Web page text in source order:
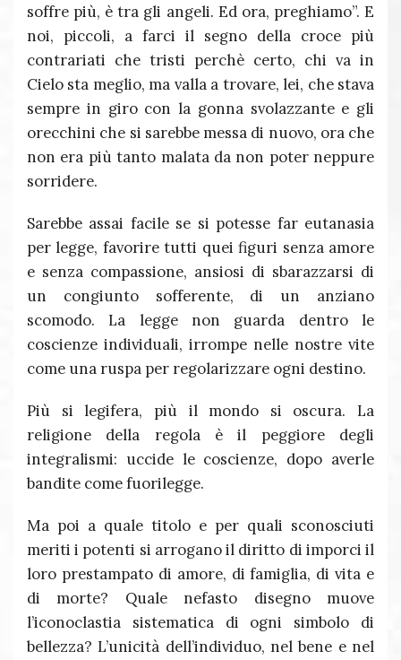
soffre più, è tra gli angeli. Ed ora, preghiamo”. E
noi, piccoli, a farci il segno della croce più
contrariati che tristi perchè certo, chi va in
Cielo sta meglio, ma valla a trovare, lei, che stava
sempre in giro con la gonna svolazzante e gli
orecchini che si sarebbe messa di nuovo, ora che
non era più tanto malata da non poter neppure
sorridere.
Sarebbe assai facile se si potesse far eutanasia
per legge, favorire tutti quei figuri senza amore
e senza compassione, ansiosi di sbarazzarsi di
un congiunto sofferente, di un anziano
scomodo. La legge non guarda dentro le
coscienze individuali, irrompe nelle nostre vite
come una ruspa per regolarizzare ogni destino.
Più si legifera, più il mondo si oscura. La
religione della regola è il peggiore degli
integralismi: uccide le coscienze, dopo averle
bandite come fuorilegge.
Ma poi a quale titolo e per quali sconosciuti
meriti i potenti si arrogano il diritto di imporci il
loro prestampato di amore, di famiglia, di vita e
di morte? Quale nefasto disegno muove
l’iconoclastia sistematica di ogni simbolo di
bellezza? L’unicità dell’individuo, nel bene e nel